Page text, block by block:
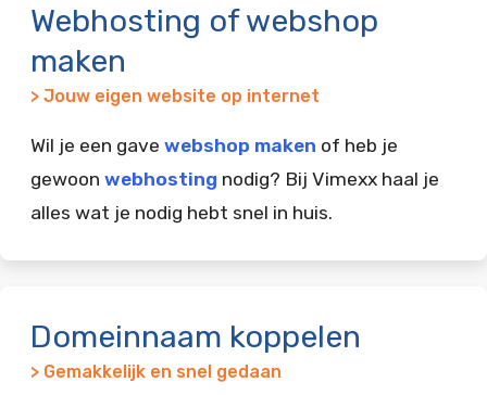
Webhosting of webshop
maken
> Jouw eigen website op internet
Wil je een gave webshop maken of heb je
gewoon webhosting nodig? Bij Vimexx haal je
alles wat je nodig hebt snel in huis.
Domeinnaam koppelen
> Gemakkelijk en snel gedaan